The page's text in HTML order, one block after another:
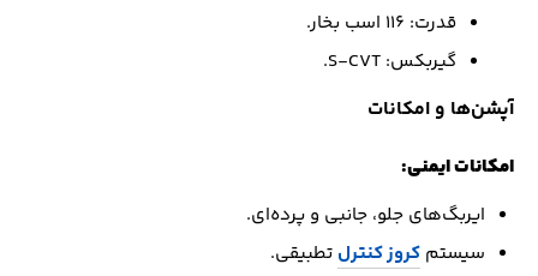
قدرت: ۱۱۶ اسب بخار.
گیربکس: S-CVT.
آپشن‌ها و امکانات
امکانات ایمنی:
ایربگ‌های جلو، جانبی و پرده‌ای.
سیستم کروز کنترل تطبیقی.